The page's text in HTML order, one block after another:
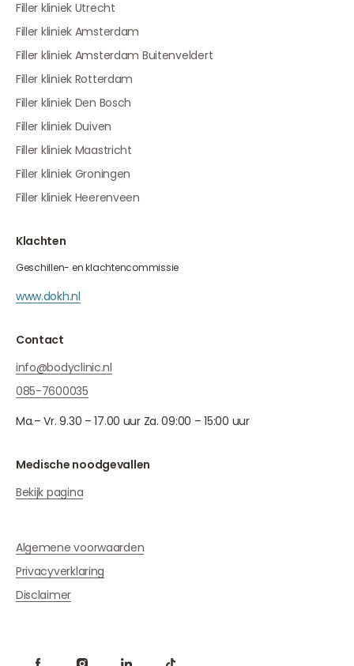
Filler kliniek Utrecht
Filler kliniek Amsterdam
Filler kliniek Amsterdam Buitenveldert
Filler kliniek Rotterdam
Filler kliniek Den Bosch
Filler kliniek Duiven
Filler kliniek Maastricht
Filler kliniek Groningen
Filler kliniek Heerenveen
Klachten
Geschillen- en klachtencommissie
www.dokh.nl
Contact
info@bodyclinic.nl
085-7600035
Ma.– Vr. 9.30 – 17.00 uur Za. 09:00 – 15:00 uur
Medische noodgevallen
Bekijk pagina
Algemene voorwaarden
Privacyverklaring
Disclaimer